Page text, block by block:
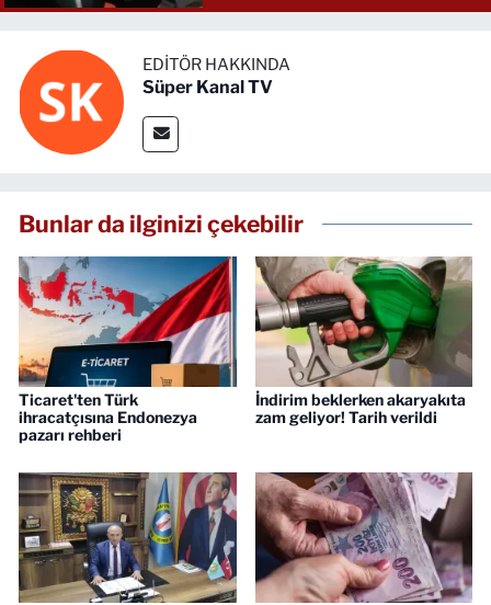
EDITÖR HAKKINDA
Süper Kanal TV
Bunlar da ilginizi çekebilir
Ticaret'ten Türk
ihracatçısına Endonezya
pazarı rehberi
İndirim beklerken akaryakıta
zam geliyor! Tarih verildi